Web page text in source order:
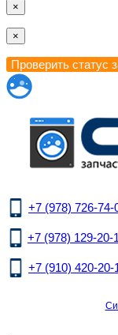
×
×
+7 (978) 726-74-
+7 (978) 129-20-
+7 (910) 420-20-